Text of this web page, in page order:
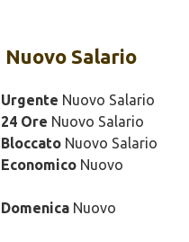
Salario
Nuovo Salario
Ore Nuovo Salario
Nuovo Salario
Nuovo
Nuovo